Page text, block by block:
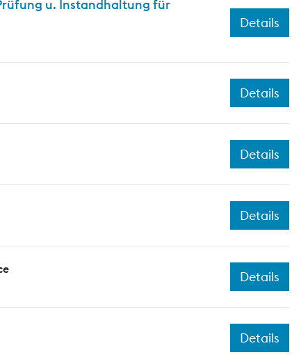
u. Instandhaltung für
Details
Details
Details
Details
Details
Details